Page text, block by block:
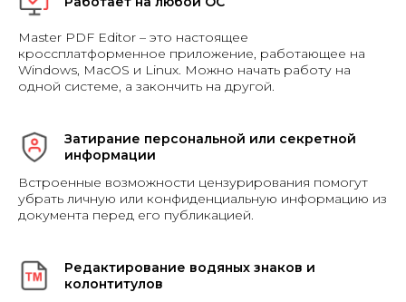
Master PDF Editor – это настоящее
кроссплатформенное приложение, работающее на
Windows, MacOS и Linux. Можно начать работу на
одной системе, а закончить на другой.
Затирание персональной или секретной
информации
Встроенные возможности цензурирования помогут
убрать личную или конфиденциальную информацию из
документа перед его публикацией.
Редактирование водяных знаков и
колонтитулов